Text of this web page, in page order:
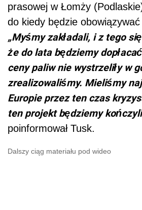
prasowej w Łomży
do kiedy będzie
„Myśmy zakładali, i z tego
że do lata będziemy
ceny paliw nie wystrzeliły w
zrealizowaliśmy. Mieliśmy
Europie przez ten czas
ten projekt będziemy
poinformował Tusk.
Dalszy ciąg materiału pod wideo